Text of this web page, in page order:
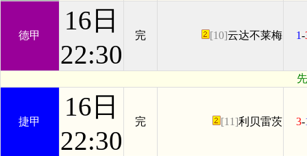
德甲
16日
22:30
完 [10]云达不莱梅 1-
捷甲
16日
22:30
完 [11]利贝雷茨 3-